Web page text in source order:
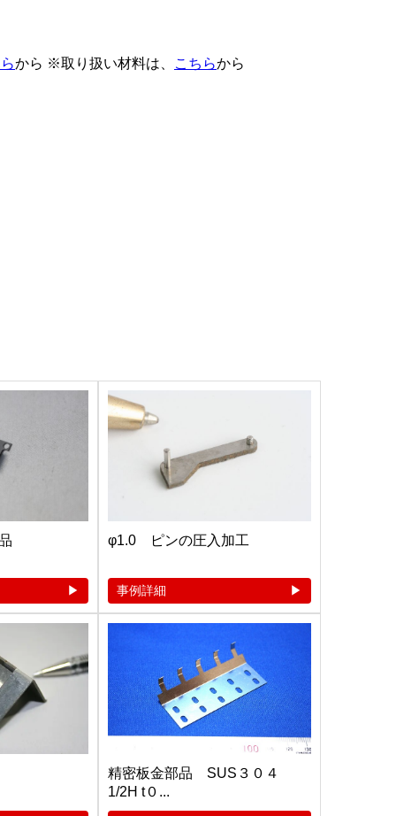
から ※取り扱い材料は、 こちらから
φ1.0 ピンの圧入加工
事例詳細
精密板金部品 SUS３０４
1/2H t０...